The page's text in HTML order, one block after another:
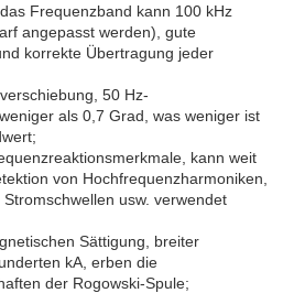
Frequenzband kann 100 kHz
angepasst werden), gute
korrekte Übertragung jeder
50 Hz-
als 0,7 Grad, was weniger ist
kann weit
von Hochfrequenzharmoniken,
usw. verwendet
Sättigung, breiter
kA, erben die
der Rogowski-Spule;